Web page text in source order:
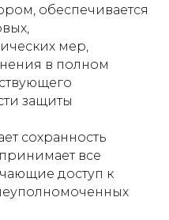
обеспечивается
мер,
в полном
защиты
сохранность
все
доступ к